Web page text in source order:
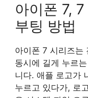
아이폰 7,
부팅 방법
아이폰 7 시리즈는
동시에 길게 누르
니다. 애플 로고가
누르고 있다가, 로